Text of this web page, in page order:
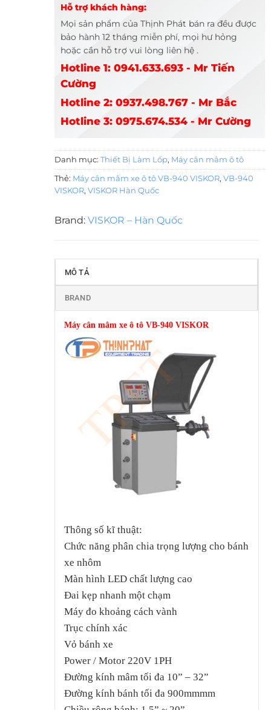
Hỗ trợ khách hàng:
Mọi sản phẩm của Thịnh Phát bán ra đều được
bảo hành 12 tháng miễn phí, mọi hư hỏng
hoặc cần hỗ trợ vui lòng liên hệ .
Hotline 1: 0941.633.693 - Mr Tiến
Cường
Hotline 2: 0937.498.767 - Mr Bắc
Hotline 3: 0975.674.534 - Mr Cường
Danh mục: Thiết Bị Làm Lốp, Máy cân mâm ô tô
Thẻ: Máy cân mâm xe ô tô VB-940 VISKOR, VB-940
VISKOR, VISKOR Hàn Quốc
Brand: VISKOR – Hàn Quốc
MÔ TẢ
BRAND
Máy cân mâm xe ô tô VB-940 VISKOR
Thông số kĩ thuật:
Chức năng phân chia trọng lượng cho bánh
xe nhôm
Màn hình LED chất lượng cao
Đai kẹp nhanh một chạm
Máy đo khoảng cách vành
Trục chính xác
Vỏ bánh xe
Power / Motor 220V 1PH
Đường kính mâm tối đa 10” – 32”
Đường kính bánh tối đa 900mmmm